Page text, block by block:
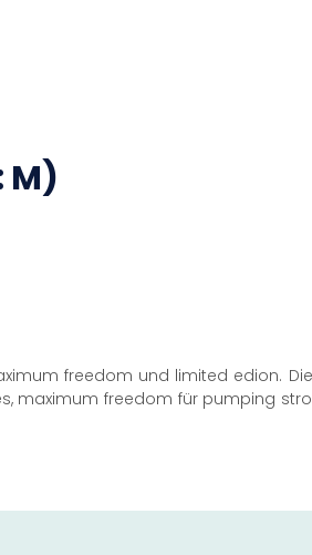
M)
freedom und limited edion.
maximum freedom für pumping